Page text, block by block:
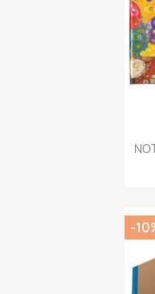
-